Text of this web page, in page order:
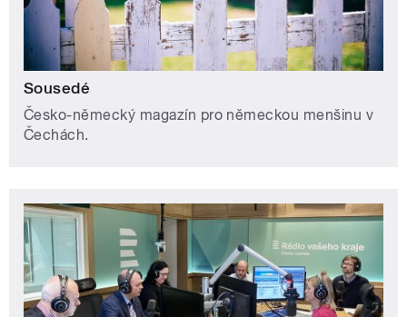
Sousedé
Česko-německý magazín pro německou menšinu v
Čechách.